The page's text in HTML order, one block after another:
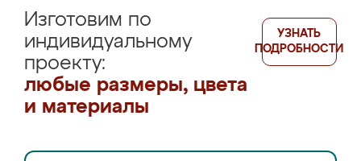
Изготовим по
индивидуальному
проекту:
любые размеры, цвета
и материалы
УЗНАТЬ
ПОДРОБНОСТИ